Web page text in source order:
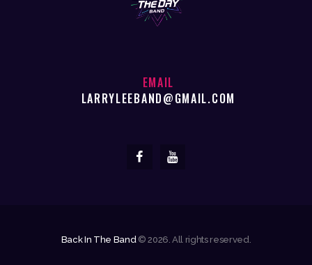
EMAIL
LARRYLEEBAND@GMAIL.COM
Back In The Band© 2026. All rights reserved.